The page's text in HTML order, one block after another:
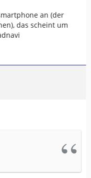
an (der
das scheint um